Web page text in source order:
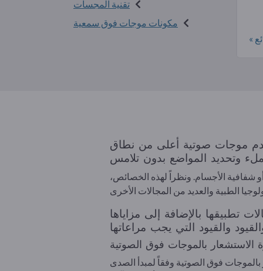
تقنية المجسات
مكونات موجات فوق سمعية
»
موجات صوتية أعلى من نطاق
الأجسام. ونظراً لهذه الخصائص،
تطبيقها بالإضافة إلى مزاياها